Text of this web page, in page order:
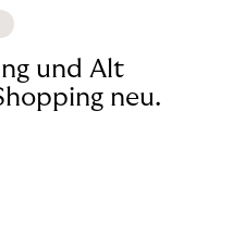
und Alt
neu.